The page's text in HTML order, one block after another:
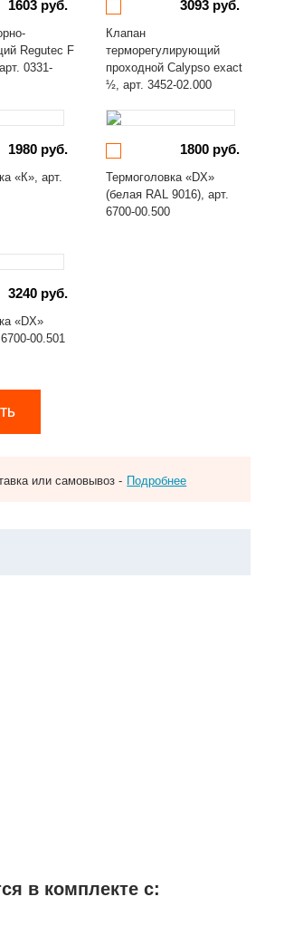
1603 руб.
Regutec F
0331-
3093 руб.
Клапан
терморегулирующий
проходной Calypso exact
½, арт. 3452-02.000
1980 руб.
«К», арт.
1800 руб.
Термоголовка «DX»
(белая RAL 9016), арт.
6700-00.500
3240 руб.
«DX»
00.501
или самовывоз - Подробнее
в комплекте с: